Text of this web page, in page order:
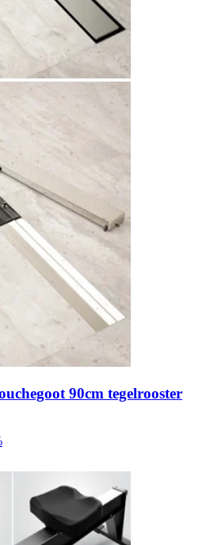
90cm tegelrooster